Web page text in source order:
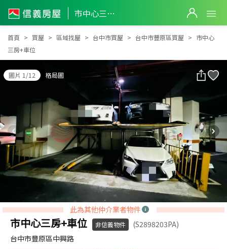
市中心三房+車位
市中心三房+車位
首頁 買屋 區域找屋 台中市買屋 台中市豐原區買屋
市中心
三房+車位
圖片 1/12 格局圖
此為其他仲介業者物件
市中心三房+車位 非信義物件
(S2898203PA)
台中市豐原區中興路